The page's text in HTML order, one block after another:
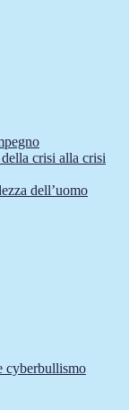
crisi alla crisi
dell’uomo
cyberbullismo